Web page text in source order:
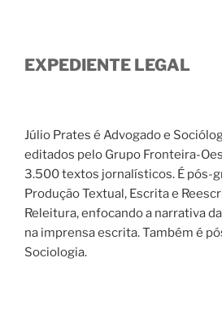
EXPEDIENTE LEGAL
Júlio Prates é Advogado e
editados pelo Grupo Fronteira-
3.500 textos jornalísticos. É pós-
Produção Textual, Escrita e
Releitura, enfocando a narrativa
na imprensa escrita. Também é
Sociologia.